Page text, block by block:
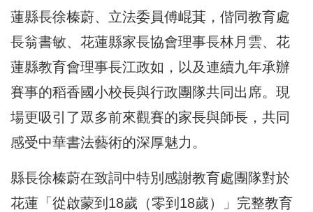
蓮縣長徐榛蔚、立法委員傅崐萁，偕同教育處
長翁書敏、花蓮縣家長協會理事長林月雲、花
蓮縣教育會理事長江政如，以及連續九年承辦
賽事的稻香國小校長與行政團隊共同出席。現
場更吸引了眾多前來觀賽的家長與師長，共同
感受中華書法藝術的深厚魅力。
縣長徐榛蔚在致詞中特別感謝教育處團隊對於
花蓮「從啟蒙到18歲（零到18歲）」完整教育